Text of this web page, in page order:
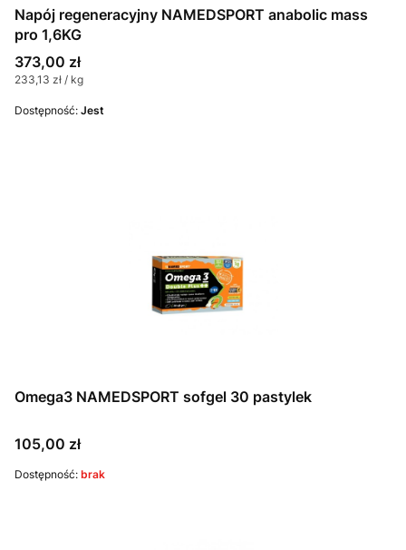
Napój regeneracyjny NAMEDSPORT anabolic mass
pro 1,6KG
Cena
373,00 zł
Cena jednostkowa
233,13 zł / kg
Dostępność: Jest
Omega3 NAMEDSPORT sofgel 30 pastylek
Cena
105,00 zł
Dostępność: brak